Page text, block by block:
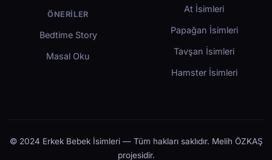
ÖNERILER
Bedtime Story
Masal Oku
At İsimleri
Papağan İsimleri
Tavşan İsimleri
Hamster İsimleri
© 2024 Erkek Bebek İsimleri — Tüm hakları saklıdır. Melih ÖZKAŞ
projesidir.